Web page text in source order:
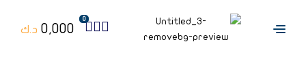
0
0,000 د.ك